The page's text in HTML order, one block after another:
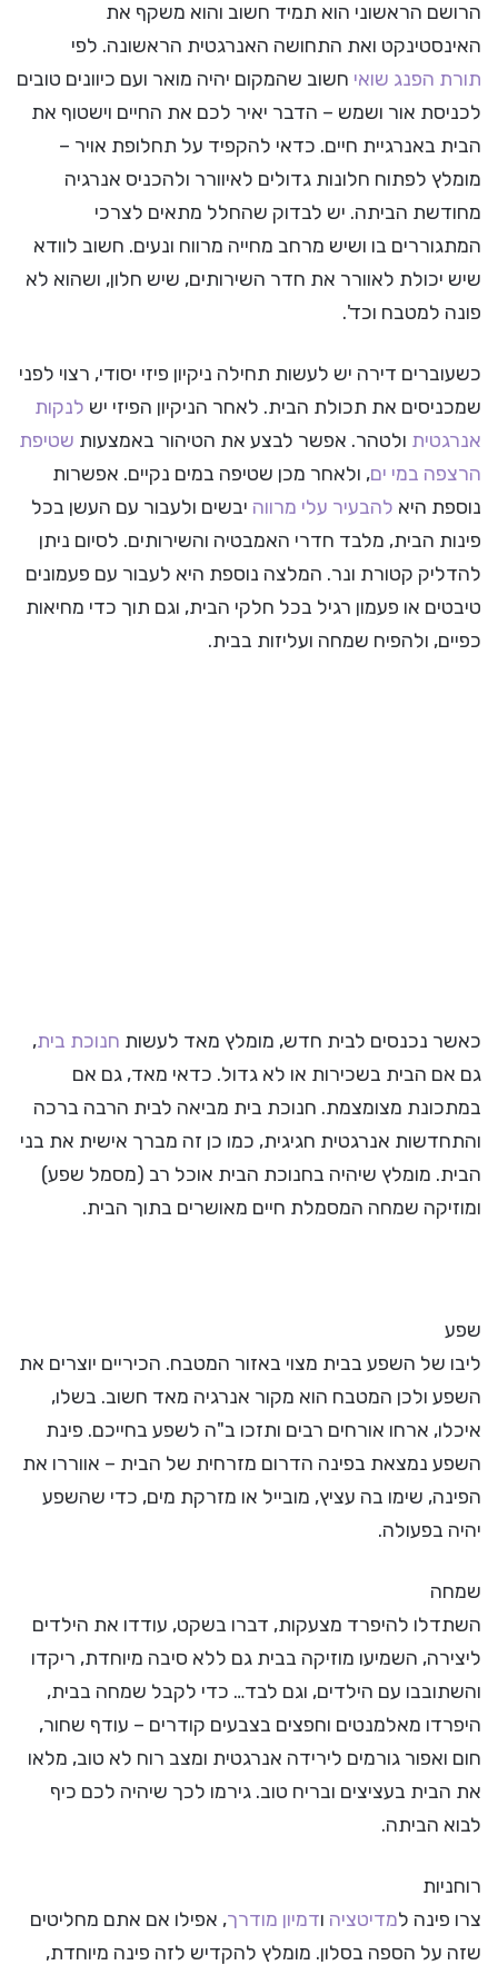
הרושם הראשוני הוא תמיד חשוב והוא משקף את
האינסטינקט ואת התחושה האנרגטית הראשונה. לפי
תורת הפנג שואי חשוב שהמקום יהיה מואר ועם כיוונים טובים
לכניסת אור ושמש – הדבר יאיר לכם את החיים וישטוף את
הבית באנרגיית חיים. כדאי להקפיד על תחלופת אויר –
מומלץ לפתוח חלונות גדולים לאיוורר ולהכניס אנרגיה
מחודשת הביתה. יש לבדוק שהחלל מתאים לצרכי
המתגוררים בו ושיש מרחב מחייה מרווח ונעים. חשוב לוודא
שיש יכולת לאוורר את חדר השירותים, שיש חלון, ושהוא לא
פונה למטבח וכד'.
כשעוברים דירה יש לעשות תחילה ניקיון פיזי יסודי, רצוי לפני
שמכניסים את תכולת הבית. לאחר הניקיון הפיזי יש לנקות
אנרגטית ולטהר. אפשר לבצע את הטיהור באמצעות שטיפת
הרצפה במי ים, ולאחר מכן שטיפה במים נקיים. אפשרות
נוספת היא להבעיר עלי מרווה יבשים ולעבור עם העשן בכל
פינות הבית, מלבד חדרי האמבטיה והשירותים. לסיום ניתן
להדליק קטורת ונר. המלצה נוספת היא לעבור עם פעמונים
טיבטים או פעמון רגיל בכל חלקי הבית, וגם תוך כדי מחיאות
כפיים, ולהפיח שמחה ועליזות בבית.
כאשר נכנסים לבית חדש, מומלץ מאד לעשות חנוכת בית,
גם אם הבית בשכירות או לא גדול. כדאי מאד, גם אם
במתכונת מצומצמת. חנוכת בית מביאה לבית הרבה ברכה
והתחדשות אנרגטית חגיגית, כמו כן זה מברך אישית את בני
הבית. מומלץ שיהיה בחנוכת הבית אוכל רב (מסמל שפע)
ומוזיקה שמחה המסמלת חיים מאושרים בתוך הבית.
שפע
ליבו של השפע בבית מצוי באזור המטבח. הכיריים יוצרים את
השפע ולכן המטבח הוא מקור אנרגיה מאד חשוב. בשלו,
איכלו, ארחו אורחים רבים ותזכו ב"ה לשפע בחייכם. פינת
השפע נמצאת בפינה הדרום מזרחית של הבית – אווררו את
הפינה, שימו בה עציץ, מובייל או מזרקת מים, כדי שהשפע
יהיה בפעולה.
שמחה
השתדלו להיפרד מצעקות, דברו בשקט, עודדו את הילדים
ליצירה, השמיעו מוזיקה בבית גם ללא סיבה מיוחדת, ריקדו
והשתובבו עם הילדים, וגם לבד… כדי לקבל שמחה בבית,
היפרדו מאלמנטים וחפצים בצבעים קודרים – עודף שחור,
חום ואפור גורמים לירידה אנרגטית ומצב רוח לא טוב, מלאו
את הבית בעציצים ובריח טוב. גירמו לכך שיהיה לכם כיף
לבוא הביתה.
רוחניות
צרו פינה למדיטציה ודמיון מודרך, אפילו אם אתם מחליטים
שזה על הספה בסלון. מומלץ להקדיש לזה פינה מיוחדת,